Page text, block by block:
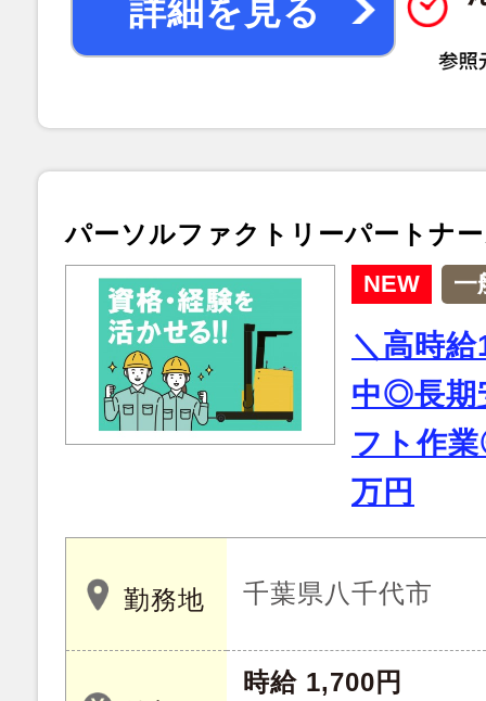
詳細を見る
パーソルファクトリーパートナ
NEW 一
＼高時
中◎長期
フト作
万円
勤務地 千葉県八千代市
時給 1,700円